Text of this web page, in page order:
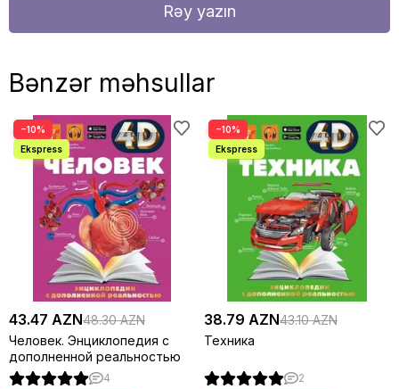
Rəy yazın
Bənzər məhsullar
−10%
43.47 AZN48.30 AZN
Человек. Энциклопедия с
дополненной реальностью
4
−10%
38.79 AZN43.10 AZN
Техника
2